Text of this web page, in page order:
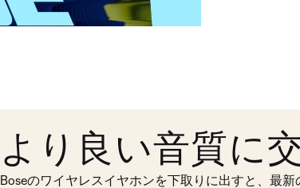
より良い音質に
Boseのワイヤレスイヤホンを下取りに出すと、最